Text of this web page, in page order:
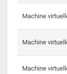
Machine
Machine
Machine